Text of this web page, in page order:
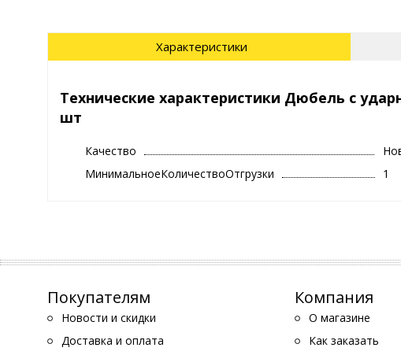
Характеристики
Технические характеристики Дюбель с
шт
Качество
МинимальноеКоличествоОтгрузки
1
Покупателям
Новости и скидки
Доставка и оплата
Компания
О магазине
Как заказать